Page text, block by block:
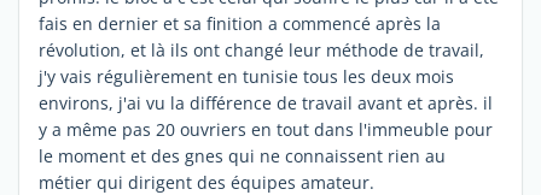
fais en dernier et sa finition a commencé après la
révolution, et là ils ont changé leur méthode de travail,
j'y vais régulièrement en tunisie tous les deux mois
environs, j'ai vu la différence de travail avant et après. il
y a même pas 20 ouvriers en tout dans l'immeuble pour
le moment et des gnes qui ne connaissent rien au
métier qui dirigent des équipes amateur.